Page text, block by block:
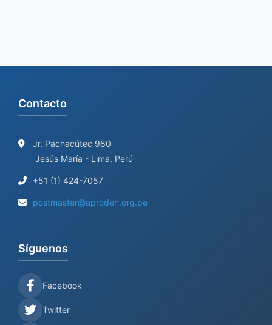
Contacto
Jr. Pachacútec 980
Jesús María - Lima, Perú
+51 (1) 424-7057
postmaster@aprodeh.org.pe
Síguenos
Facebook
Twitter